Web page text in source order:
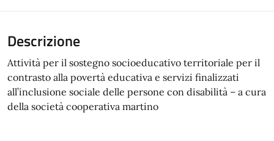
Descrizione
Attività per il sostegno socioeducativo territoriale per il
contrasto alla povertà educativa e servizi finalizzati
all’inclusione sociale delle persone con disabilità – a cura
della società cooperativa martino